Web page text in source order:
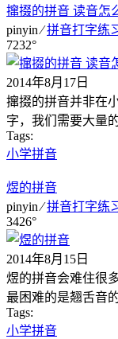
撺掇的拼音 读音怎
pinyin ⁄拼音打字练
7232°
2014年8月17日
撺掇的拼音并非在
字，我们需要大量
Tags:
小学拼音
煜的拼音
pinyin ⁄拼音打字练
3426°
2014年8月15日
煜的拼音会难住很
最困难的是翘舌音
Tags:
小学拼音